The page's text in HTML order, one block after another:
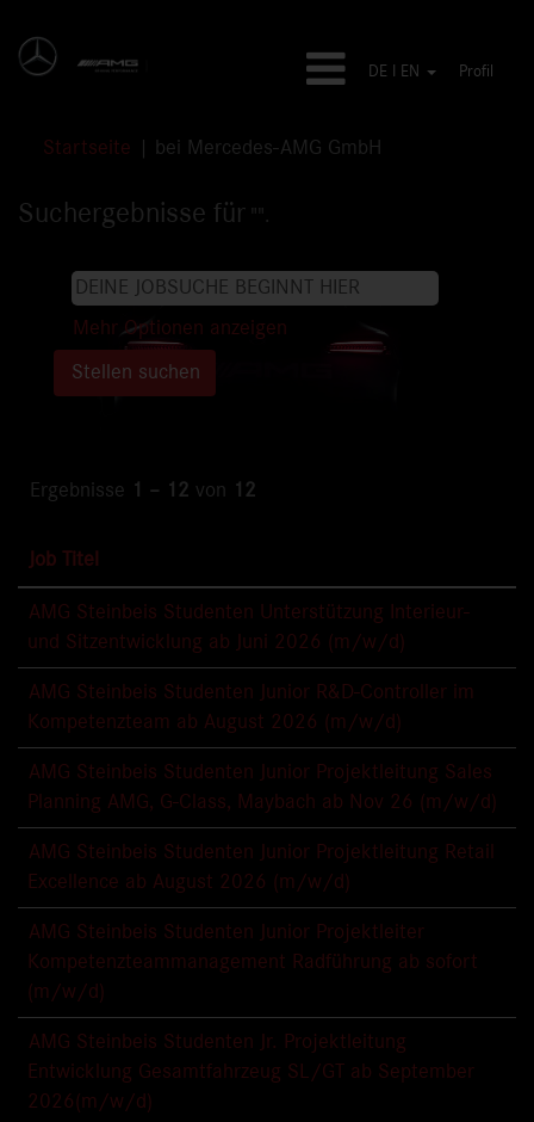
DE I EN Profil
Startseite bei Mercedes-AMG GmbH
Suchergebnisse für "".
Mehr Optionen anzeigen
Ergebnisse 1 – 12 von 12
Job Titel
AMG Steinbeis Studenten Unterstützung Interieur-
und Sitzentwicklung ab Juni 2026 (m/w/d)
AMG Steinbeis Studenten Junior R&D-Controller im
Kompetenzteam ab August 2026 (m/w/d)
AMG Steinbeis Studenten Junior Projektleitung Sales
Planning AMG, G-Class, Maybach ab Nov 26 (m/w/d)
AMG Steinbeis Studenten Junior Projektleitung Retail
Excellence ab August 2026 (m/w/d)
AMG Steinbeis Studenten Junior Projektleiter
Kompetenzteammanagement Radführung ab sofort
(m/w/d)
AMG Steinbeis Studenten Jr. Projektleitung
Entwicklung Gesamtfahrzeug SL/GT ab September
2026(m/w/d)